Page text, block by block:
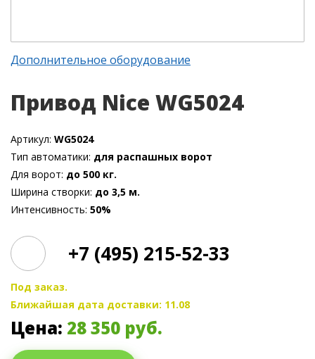
Дополнительное оборудование
Привод Nice WG5024
Артикул: WG5024
Тип автоматики: для распашных ворот
Для ворот: до 500 кг.
Ширина створки: до 3,5 м.
Интенсивность: 50%
+7 (495) 215-52-33
Под заказ.
Ближайшая дата доставки: 11.08
Цена: 28 350 руб.